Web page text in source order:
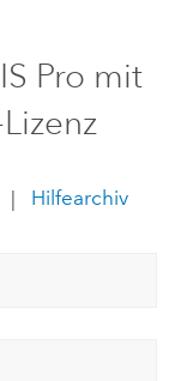
Pro mit
| Hilfearchiv